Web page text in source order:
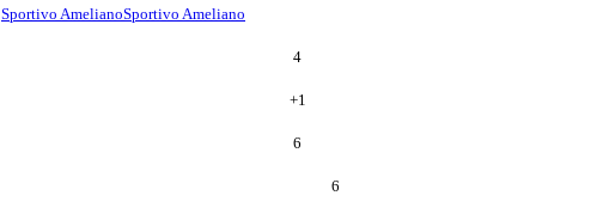
Sportivo AmelianoSportivo Ameliano
4
+1
6
6